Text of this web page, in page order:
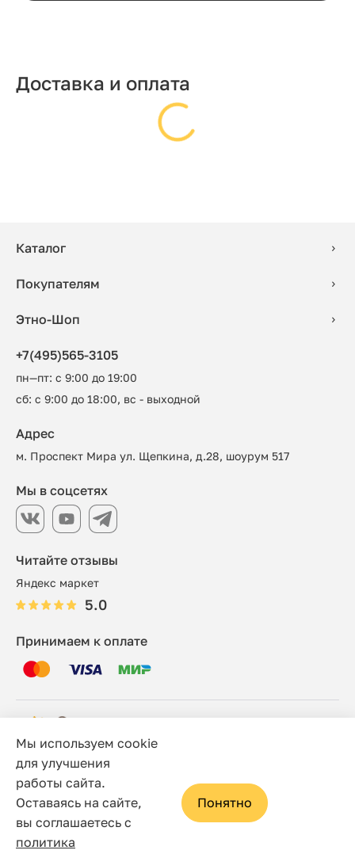
Доставка и оплата
Каталог
Покупателям
Этно-Шоп
+7(495)565-3105
пн—пт: с 9:00 до 19:00
сб: с 9:00 до 18:00, вс - выходной
Читайте отзывы
Яндекс маркет
5.0
Адрес
м. Проспект Мира ул. Щепкина, д.28, шоурум 517
Принимаем к оплате
Мы в соцсетях
© 2006 - 2026 Этно-шоп, Интернет-магазин
Политика конфиденциальности
Сайт носит исключительно информационный характер, и
ни при каких условиях не является публичной офертой,
определяемой положениями статьи 437(2) Гражданского
Мы используем cookie
для улучшения
работы сайта.
Оставаясь на сайте,
вы соглашаетесь с
политика
Понятно